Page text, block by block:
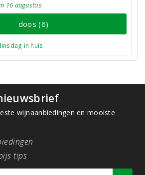
16 augustus
doos (6)
in huis
wijnaanbiedingen en mooiste
tips